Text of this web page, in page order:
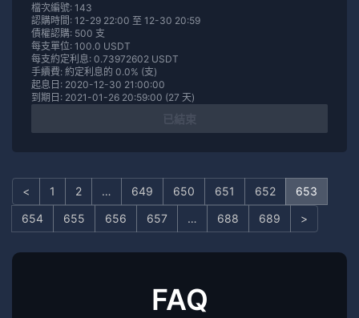
檔次編號: 143
認購時間: 12-29 22:00 至 12-30 20:59
債權認購: 500 支
每支單位: 100.0 USDT
每支約定利息: 0.73972602 USDT
手續費: 約定利息的 0.0% (支)
起息日: 2020-12-30 21:00:00
到期日: 2021-01-26 20:59:00 (27 天)
< 1 2 … 649 650 651 652
653
654
655 656 657 … 688 689 >
FAQ